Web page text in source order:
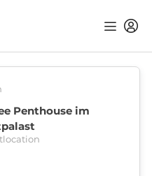
Penthouse im